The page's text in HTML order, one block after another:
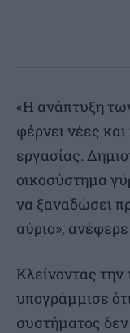
«Η ανάπτυξη
φέρνει νέες
εργασίας.
οικοσύστημα
να ξαναδώσει
αύριο»,
Κλείνοντας
υπογράμμισε
συστήματος